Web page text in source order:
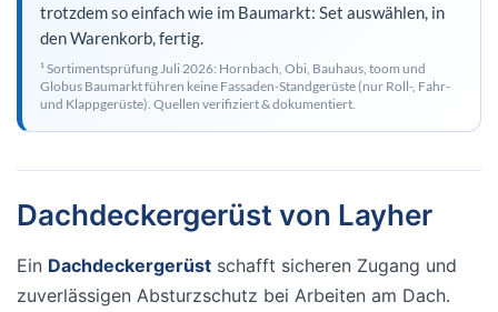
trotzdem so einfach wie im Baumarkt: Set auswählen, in
den Warenkorb, fertig.
¹ Sortimentsprüfung Juli 2026: Hornbach, Obi, Bauhaus, toom und
Globus Baumarkt führen keine Fassaden-Standgerüste (nur Roll-, Fahr-
und Klappgerüste). Quellen verifiziert & dokumentiert.
Dachdeckergerüst von Layher
Ein Dachdeckergerüst schafft sicheren Zugang und
zuverlässigen Absturzschutz bei Arbeiten am Dach.